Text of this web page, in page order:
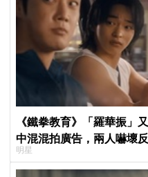
《鐵拳教育》「羅華振」
中混混拍廣告，兩人嚇壞
明星